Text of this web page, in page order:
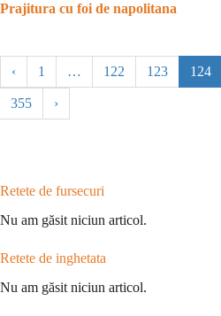
Prajitura cu foi de napolitana
‹ 1 … 122 123 124
355 ›
Retete de fursecuri
Nu am găsit niciun articol.
Retete de inghetata
Nu am găsit niciun articol.